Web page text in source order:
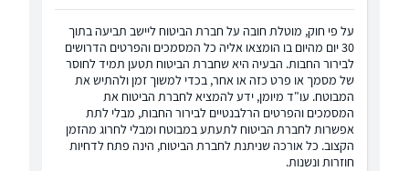
על פי חוק, מוטלת חובה על חברת הביטוח ליישב תביעה בתוך
30 יום מהיום בו הומצאו אליה כל המסמכים והפרטים הדרושים
לבירור החבות. הבעיה היא שחברת הביטוח תטען תמיד לחוסר
של מסמך או פרט כזה או אחר, בכדי למשוך זמן ולהתיש את
המבוטח. עו"ד מיומן, ידע להמציא לחברת הביטוח את
המסמכים והפרטים הרלבנטיים לבירור החבות, מבלי לתת
אפשרות לחברת הביטוח לתעתע במבוטח ומבלי לחרוג מהזמן
הקצוב. כל אורכה שניתנת לחברת הביטוח, הינה פתח לדחיות
חוזרות ונשנות.